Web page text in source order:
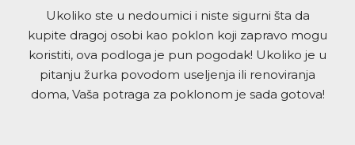
Ukoliko ste u nedoumici i niste sigurni šta da
kupite dragoj osobi kao poklon koji zapravo mogu
koristiti, ova podloga je pun pogodak! Ukoliko je u
pitanju žurka povodom useljenja ili renoviranja
doma, Vaša potraga za poklonom je sada gotova!